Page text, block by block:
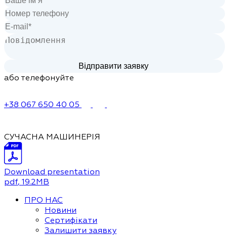
або телефонуйте
+38 067 650 40 05
СУЧАСНА МАШИНЕРІЯ
Download presentation
pdf, 19.2MB
ПРО НАС
Новини
Сертифікати
Залишити заявку